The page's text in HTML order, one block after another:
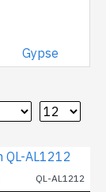
Gypse
QL-AL1212